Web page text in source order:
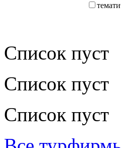
Список пуст
Список пуст
Список пуст